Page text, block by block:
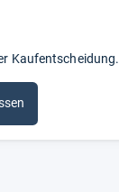
Kaufentscheidung.